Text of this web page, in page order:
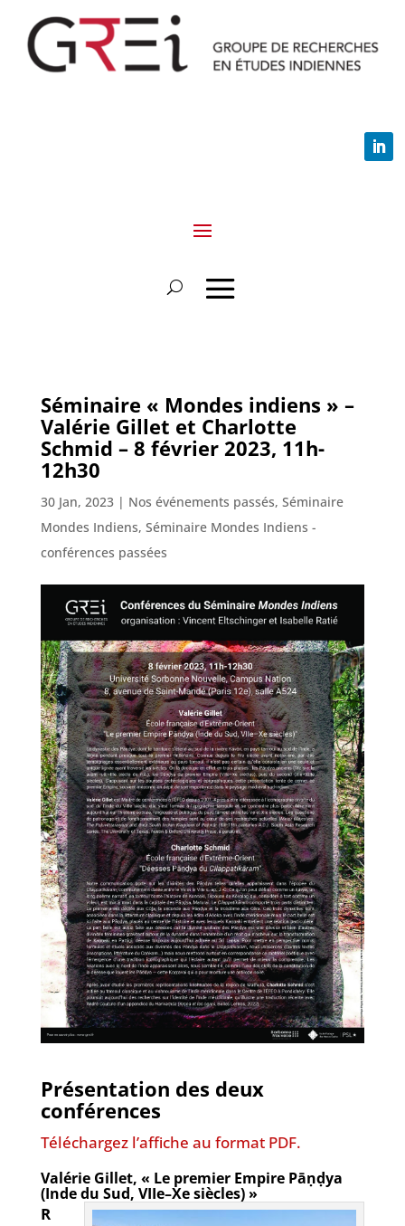
Séminaire « Mondes indiens » –
Valérie Gillet et Charlotte
Schmid – 8 février 2023, 11h-
12h30
30 Jan, 2023| Nos événements passés, Séminaire
Mondes Indiens, Séminaire Mondes Indiens -
conférences passées
Présentation des deux
conférences
Téléchargez l’affiche au format PDF.
Valérie Gillet, « Le premier Empire Pāṇḍya
(Inde du Sud, VIIe–Xe siècles) »
R